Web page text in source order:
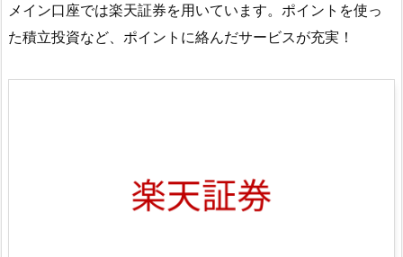
メイン口座では楽天証券を用いています。ポイントを使っ
た積立投資など、ポイントに絡んだサービスが充実！